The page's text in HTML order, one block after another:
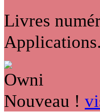
Livres
Nouveau !